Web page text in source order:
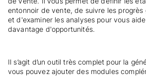
entonnoir de vente, de suivre les
et d'examiner les analyses pour vous
davantage d'opportunités.
Il s’agit d’un outil très complet pour la
vous pouvez ajouter des modules